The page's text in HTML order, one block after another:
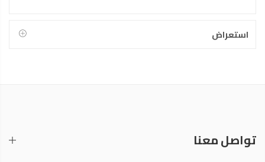
استعراض
تواصل معنا